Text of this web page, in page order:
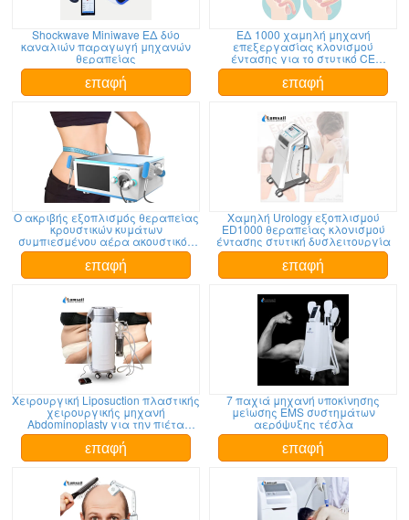
Shockwave Miniwave ΕΔ δύο
καναλιών παραγωγή μηχανών
θεραπείας
επαφή
ΕΔ 1000 χαμηλή μηχανή
επεξεργασίας κλονισμού
έντασης για το στυτικό CE
δυσλειτουργίας
επαφή
Ο ακριβής εξοπλισμός θεραπείας
κρουστικών κυμάτων
συμπιεσμένου αέρα ακουστικός
για μειώνει τα σημάδια
τεντωμάτων
επαφή
Χαμηλή Urology εξοπλισμού
ED1000 θεραπείας κλονισμού
έντασης στυτική δυσλειτουργία
επαφή
Χειρουργική Liposuction πλαστικής
χειρουργικής μηχανή
Abdominoplasty για την πιέτα
Tummy/τη χειρουργική επέμβαση
Liposuction στομαχιών
επαφή
7 παχιά μηχανή υποκίνησης
μείωσης EMS συστημάτων
αερόψυξης τέσλα
επαφή